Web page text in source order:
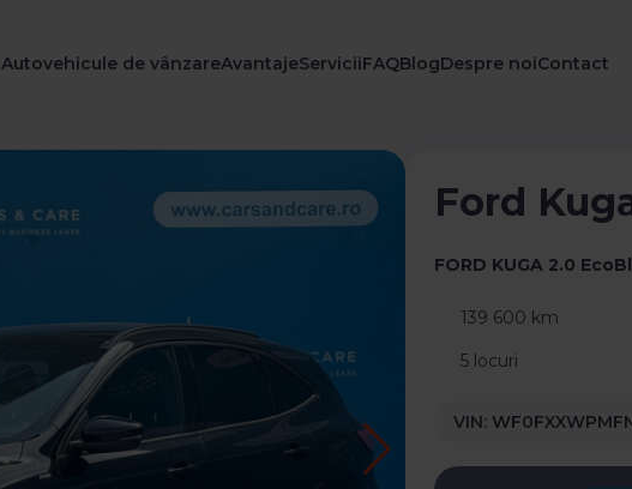
Autovehicule de vânzareAvantajeServiciiFAQBlogDespre noiContact
Ford
FORD KUGA 2.0
139 600 km
5 locuri
VIN: